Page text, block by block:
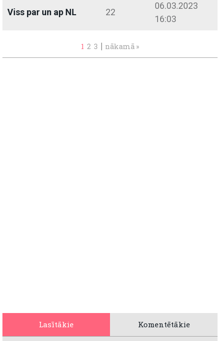
Viss par un ap NL 22
06.03.2023
16:03
1 2 3 | nākamā »
Lasītākie Komentētākie